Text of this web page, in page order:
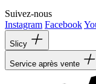
Suivez-nous
Instagram Facebook
Slicy
Service après vente